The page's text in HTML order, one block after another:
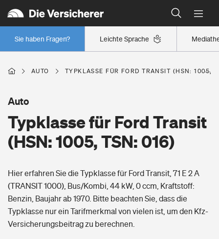
Leichte Sprache
Sie haben Fragen?
Wer versichert was: Jetzt Versicherer finden
Regionalklassen: So ist Ihre Region eingestuft
Wer versichert was: Jetzt Versicherer finden
Berufsunfähigkeitsversicherung
Erwerbsunfähigkeitsversicherung
Grundfähigkeitsversicherung
Arbeitsrechtsschutz
Berufshaftpflichtversicherung
Wohnen
Elementarversicherung
Freizeit
Pri­vate Haft­pflicht­
Gesundheit
AUTO TYPKLASSE FÜR FORD TRANSIT (HSN: 1005,
Typklasse für Ford Transit
(HSN: 1005, TSN: 016)
Auto
Hier erfahren Sie die Typklasse für Ford Transit, 71 E 2 A
(TRANSIT 1000), Bus/Kombi, 44 kW, 0 ccm, Kraftstoff:
Benzin, Baujahr ab 1970. Bitte beachten Sie, dass die
Typklasse nur ein Tarifmerkmal von vielen ist, um den Kfz-
Versicherungsbeitrag zu berechnen.